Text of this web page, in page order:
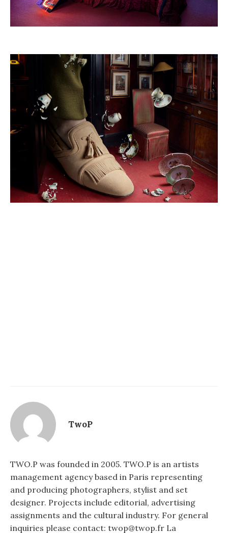
TwoP
TWO.P was founded in 2005. TWO.P is an artists
management agency based in Paris representing
and producing photographers, stylist and set
designer. Projects include editorial, advertising
assignments and the cultural industry. For general
inquiries please contact: twop@twop.fr La